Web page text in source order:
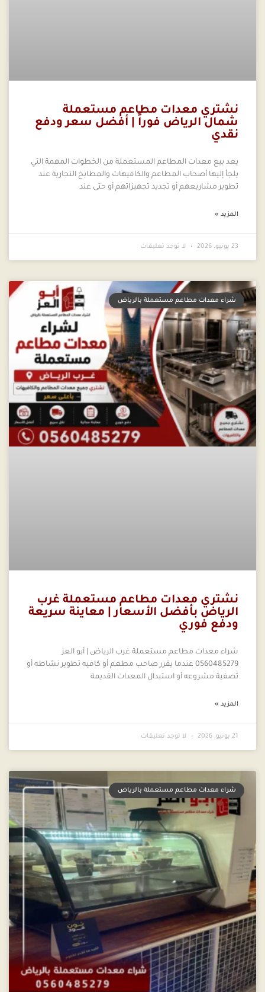
نشتري معدات مطاعم مستعملة
شمال الرياض فوراً | أفضل سعر ودفع
نقدي
يعد بيع معدات المطاعم المستعملة من الخطوات المهمة التي
يلجأ إليها أصحاب المطاعم والكافيهات والمطابخ التجارية عند
تطوير مشاريعهم أو تجديد تجهيزاتهم أو حتى عند
المزيد »
23 يونيو، 2026 لا توجد تعليقات
شراء معدات مطاعم مستعملة بالرياض
نشتري معدات مطاعم مستعملة غرب
الرياض بأفضل الأسعار | معاينة سريعة
ودفع فوري
شراء معدات مطاعم مستعملة غرب الرياض | أبو العز
0560485279 عندما يقرر صاحب مطعم أو كافيه تطوير نشاطه أو
تصفية مشروعه أو استبدال المعدات القديمة
المزيد »
21 يونيو، 2026 لا توجد تعليقات
شراء معدات مطاعم مستعملة بالرياض